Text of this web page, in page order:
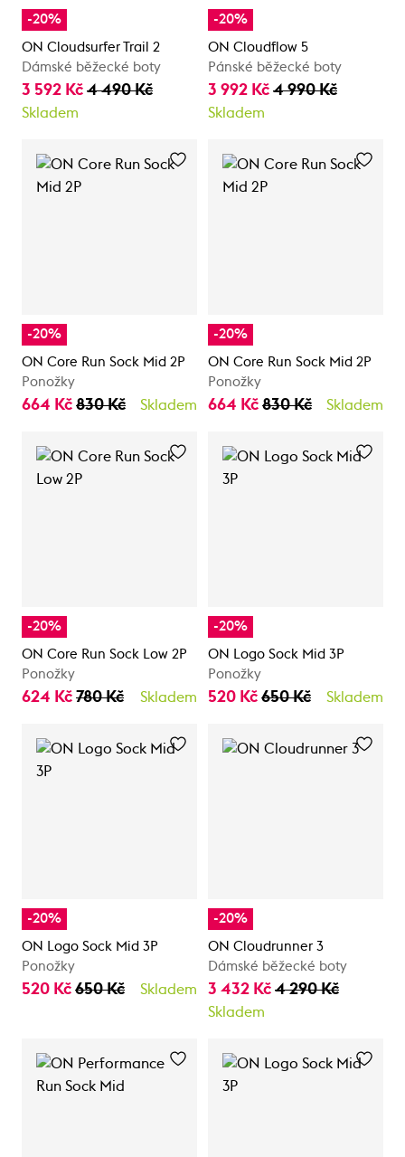
-20%
ON Cloudsurfer Trail 2
Dámské běžecké boty
3 592 Kč 4 490 Kč
Skladem
-20%
ON Cloudflow 5
Pánské běžecké boty
3 992 Kč 4 990 Kč
Skladem
-20%
ON Core Run Sock Mid 2P
Ponožky
664 Kč 830 Kč Skladem
-20%
ON Core Run Sock Mid 2P
Ponožky
664 Kč 830 Kč Skladem
-20%
ON Core Run Sock Low 2P
Ponožky
624 Kč 780 Kč Skladem
-20%
ON Logo Sock Mid 3P
Ponožky
520 Kč 650 Kč Skladem
-20%
ON Logo Sock Mid 3P
Ponožky
520 Kč 650 Kč Skladem
-20%
ON Cloudrunner 3
Dámské běžecké boty
3 432 Kč 4 290 Kč
Skladem